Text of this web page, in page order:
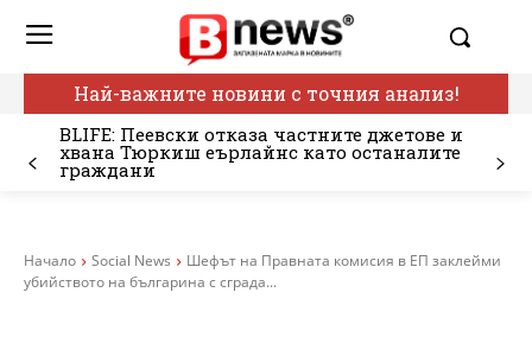
Най-важните новини с точния анализ!
BLIFE: Пеевски отказа частните джетове и
хвана Тюркиш еърлайнс като останалите
граждани
Начало Social News
Шефът на Правната комисия в ЕП заклейми
убийството на българина с сграда...